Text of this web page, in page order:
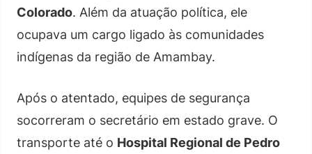
Colorado. Além da atuação política, ele
ocupava um cargo ligado às comunidades
indígenas da região de Amambay.
Após o atentado, equipes de segurança
socorreram o secretário em estado grave. O
transporte até o Hospital Regional de Pedro